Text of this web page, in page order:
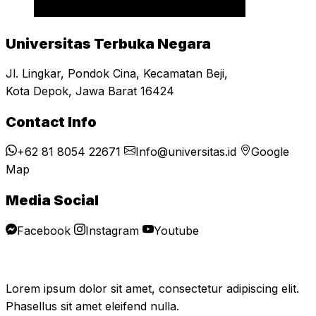
Universitas Terbuka Negara
Jl. Lingkar, Pondok Cina, Kecamatan Beji,
Kota Depok, Jawa Barat 16424
Contact Info
+62 81 8054 22671 Info@universitas.id
Google
Map
Media Social
Facebook Instagram Youtube
Lorem ipsum dolor sit amet, consectetur adipiscing elit.
Phasellus sit amet eleifend nulla.